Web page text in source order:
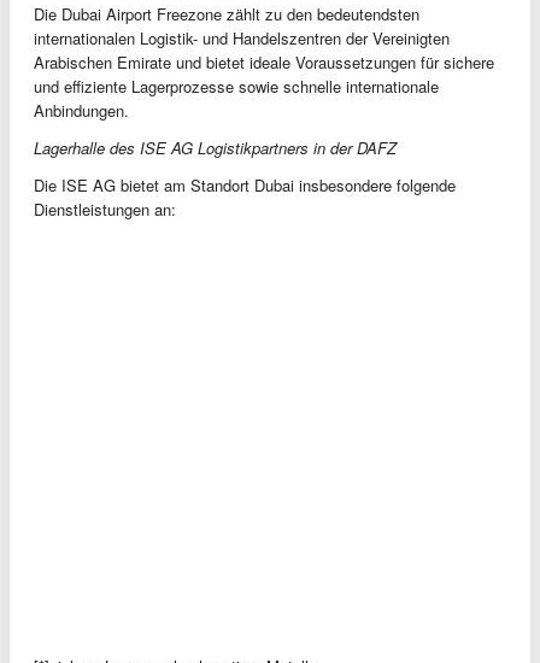
Die Dubai Airport Freezone zählt zu den bedeutendsten
internationalen Logistik- und Handelszentren der Vereinigten
Arabischen Emirate und bietet ideale Voraussetzungen für sichere
und effiziente Lagerprozesse sowie schnelle internationale
Anbindungen.
Lagerhalle des ISE AG Logistikpartners in der DAFZ
Die ISE AG bietet am Standort Dubai insbesondere folgende
Dienstleistungen an: